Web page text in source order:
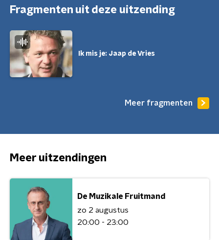
Fragmenten uit deze uitzending
Ik mis je: Jaap de Vries
Meer fragmenten
Meer uitzendingen
De Muzikale Fruitmand
zo 2 augustus
20:00 - 23:00